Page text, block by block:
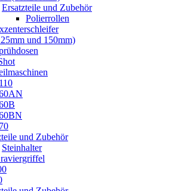
Ersatzteile und Zubehör
Polierrollen
und 150mm)
und Zubehör
Steinhalter